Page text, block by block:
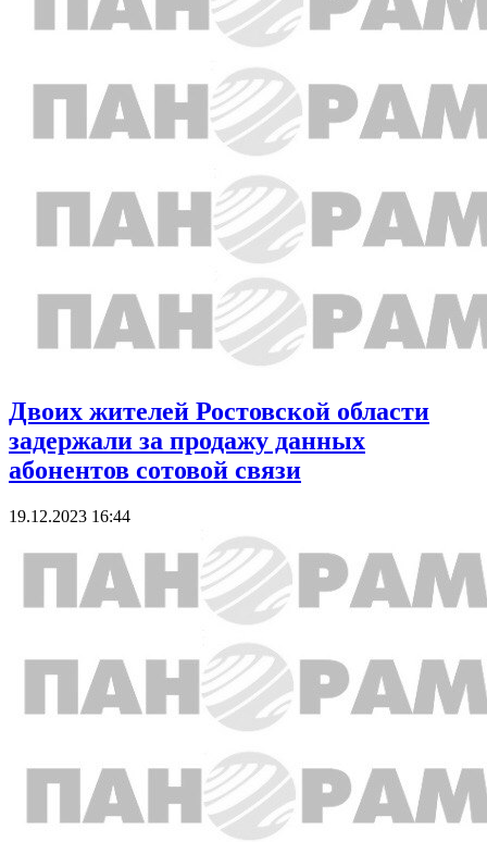
Двоих жителей Ростовской области
задержали за продажу данных
абонентов сотовой связи
19.12.2023 16:44